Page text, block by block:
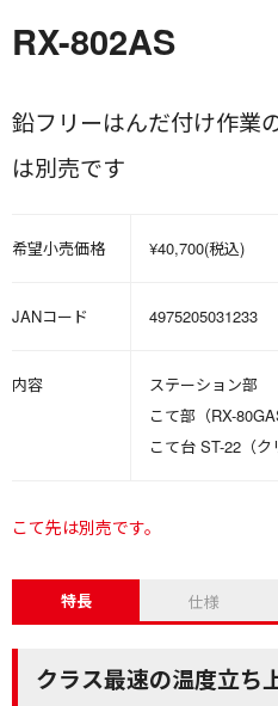
RX-802AS
鉛フリーはんだ付け作業
は別売です
希望小売価格 ¥40,700(税込)
JANコード 4975205031233
内容
ステーション部
こて部（RX-
こて台 ST-22（ク
こて先は別売です。
特長 仕様
クラス最速の温度立ち